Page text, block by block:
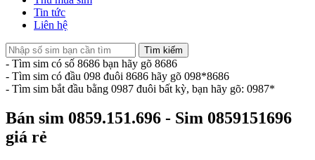
Tin tức
Liên hệ
Tìm kiếm
- Tìm sim có số 8686 bạn hãy gõ 8686
- Tìm sim có đầu 098 đuôi 8686 hãy gõ 098*8686
- Tìm sim bắt đầu bằng 0987 đuôi bất kỳ, bạn hãy gõ: 0987*
Bán sim 0859.151.696 - Sim 0859151696
giá rẻ